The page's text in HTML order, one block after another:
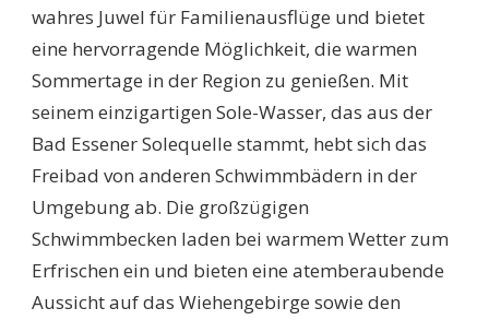
wahres Juwel für Familienausflüge und bietet
eine hervorragende Möglichkeit, die warmen
Sommertage in der Region zu genießen. Mit
seinem einzigartigen Sole-Wasser, das aus der
Bad Essener Solequelle stammt, hebt sich das
Freibad von anderen Schwimmbädern in der
Umgebung ab. Die großzügigen
Schwimmbecken laden bei warmem Wetter zum
Erfrischen ein und bieten eine atemberaubende
Aussicht auf das Wiehengebirge sowie den